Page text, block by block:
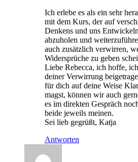
Ich erlebe es als ein sehr
mit dem Kurs, der auf
Denkens und uns
abzuholen und
auch zusätzlich verwirren,
Widersprüche zu geben
Liebe Rebecca, ich hoffe,
deiner Verwirrung
für dich auf deine Weise
magst, können wir auch
es im direkten Gespräch
beide jeweils meinen.
Sei lieb gegrüßt, Katja
Antworten